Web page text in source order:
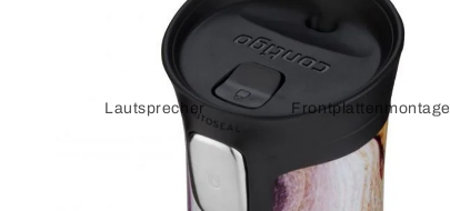
Lautsprecher
Stecker und
Frontplattenmontage
Keystone-Adapter